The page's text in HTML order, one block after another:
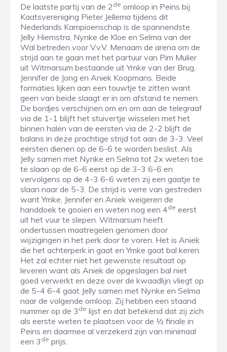
De laatste partij van de 2 de omloop in Peins bij
Kaatsvereniging Pieter Jellema tijdens dit
Nederlands Kampioenschap is de spannendste.
Jelly Hiemstra, Nynke de Kloe en Selma van der
Wal betreden voor V.v.V. Menaam de arena om de
strijd aan te gaan met het partuur van Pim Mulier
uit Witmarsum bestaande uit Ymke van der Brug,
Jennifer de Jong en Aniek Koopmans. Beide
formaties lijken aan een touwtje te zitten want
geen van beide slaagt er in om afstand te nemen.
De bordjes verschijnen om en om aan de telegraaf
via de 1-1 blijft het stuivertje wisselen met het
binnen halen van de eersten via de 2-2 blijft de
balans in deze prachtige strijd tot aan de 3-3. Veel
eersten dienen op de 6-6 te worden beslist. Als
Jelly samen met Nynke en Selma tot 2x weten toe
te slaan op de 6-6 eerst op de 3-3 6-6 en
vervolgens op de 4-3 6-6 weten zij een gaatje te
slaan naar de 5-3. De strijd is verre van gestreden
want Ymke, Jennifer en Aniek weigeren de
handdoek te gooien en weten nog een 4de eerst
uit het vuur te slepen. Witmarsum heeft
ondertussen maatregelen genomen door
wijzigingen in het perk door te voren. Het is Aniek
die het achterperk in gaat en Ymke gaat bal keren.
Het zal echter niet het gewenste resultaat op
leveren want als Aniek de opgeslagen bal niet
goed verwerkt en deze over de kwaadlijn vliegt op
de 5-4 6-4 gaat Jelly samen met Nynke en Selma
naar de volgende omloop. Zij hebben een staand
nummer op de 3 de lijst en dat betekend dat zij zich
als eerste weten te plaatsen voor de ½ finale in
Peins en daarmee al verzekerd zijn van minimaal
een 3 de prijs.